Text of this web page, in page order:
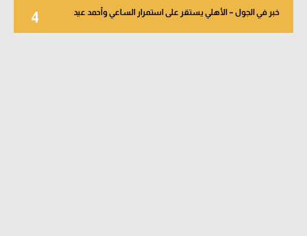
4 خبر في الجول – الأهلي يستقر على استمرار الساعي وأحمد عيد